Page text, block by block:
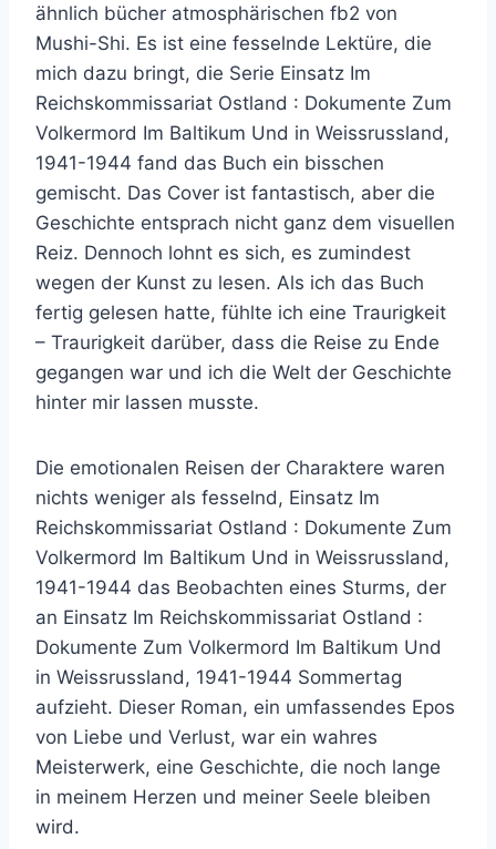
ähnlich bücher atmosphärischen fb2 von
Mushi-Shi. Es ist eine fesselnde Lektüre, die
mich dazu bringt, die Serie Einsatz Im
Reichskommissariat Ostland : Dokumente Zum
Volkermord Im Baltikum Und in Weissrussland,
1941-1944 fand das Buch ein bisschen
gemischt. Das Cover ist fantastisch, aber die
Geschichte entsprach nicht ganz dem visuellen
Reiz. Dennoch lohnt es sich, es zumindest
wegen der Kunst zu lesen. Als ich das Buch
fertig gelesen hatte, fühlte ich eine Traurigkeit
– Traurigkeit darüber, dass die Reise zu Ende
gegangen war und ich die Welt der Geschichte
hinter mir lassen musste.
Die emotionalen Reisen der Charaktere waren
nichts weniger als fesselnd, Einsatz Im
Reichskommissariat Ostland : Dokumente Zum
Volkermord Im Baltikum Und in Weissrussland,
1941-1944 das Beobachten eines Sturms, der
an Einsatz Im Reichskommissariat Ostland :
Dokumente Zum Volkermord Im Baltikum Und
in Weissrussland, 1941-1944 Sommertag
aufzieht. Dieser Roman, ein umfassendes Epos
von Liebe und Verlust, war ein wahres
Meisterwerk, eine Geschichte, die noch lange
in meinem Herzen und meiner Seele bleiben
wird.